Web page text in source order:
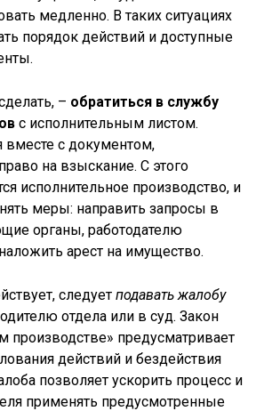
медленно. В таких ситуациях
порядок действий и доступные
– обратиться в службу
с исполнительным листом.
вместе с документом,
на взыскание. С этого
исполнительное производство, и
меры: направить запросы в
органы, работодателю
арест на имущество.
следуетподавать жалобу
отдела или в суд. Закон
производстве» предусматривает
действий и бездействия
позволяет ускорить процесс и
применять предусмотренные